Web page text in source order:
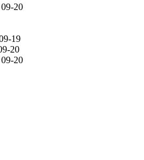
20
19
20
20